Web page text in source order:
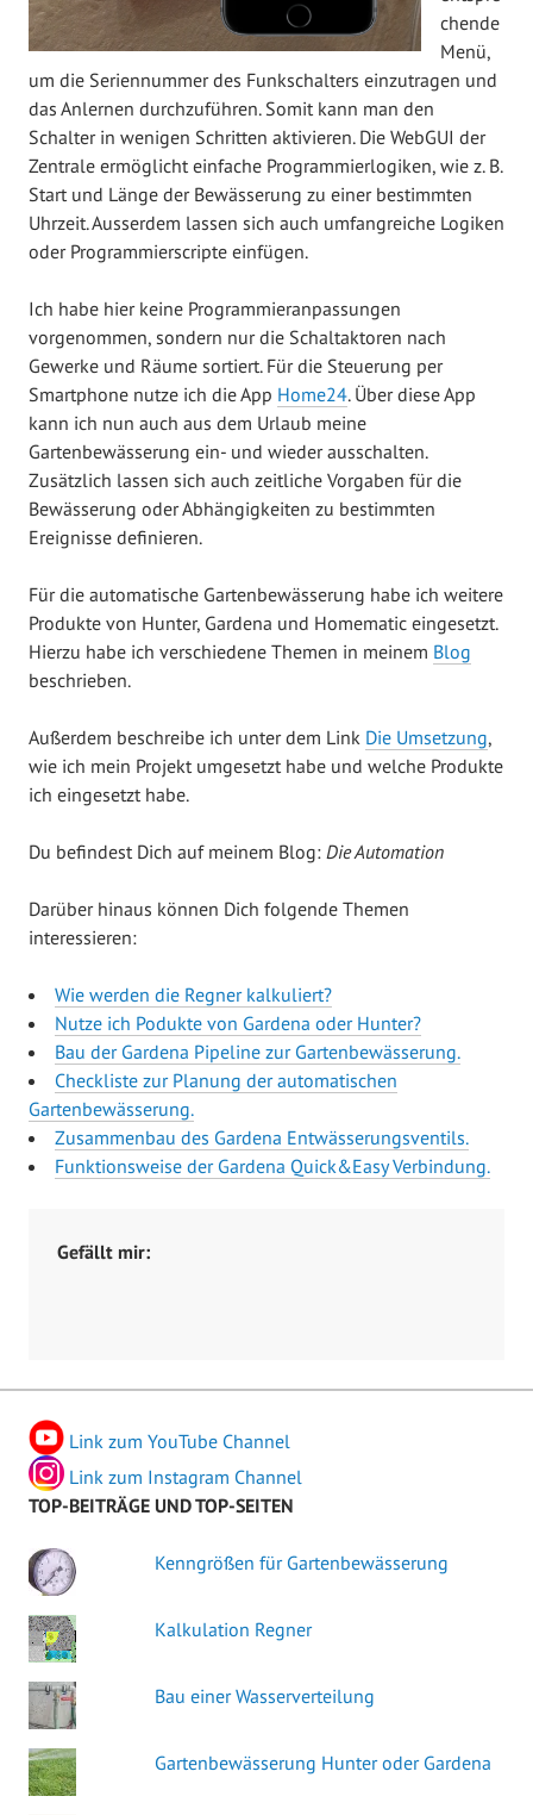
chende
Menü,
um die Seriennummer des Funkschalters einzutragen und
das Anlernen durchzuführen. Somit kann man den
Schalter in wenigen Schritten aktivieren. Die WebGUI der
Zentrale ermöglicht einfache Programmierlogiken, wie z. B.
Start und Länge der Bewässerung zu einer bestimmten
Uhrzeit. Ausserdem lassen sich auch umfangreiche Logiken
oder Programmierscripte einfügen.
Ich habe hier keine Programmieranpassungen
vorgenommen, sondern nur die Schaltaktoren nach
Gewerke und Räume sortiert. Für die Steuerung per
Smartphone nutze ich die App Home24. Über diese App
kann ich nun auch aus dem Urlaub meine
Gartenbewässerung ein- und wieder ausschalten.
Zusätzlich lassen sich auch zeitliche Vorgaben für die
Bewässerung oder Abhängigkeiten zu bestimmten
Ereignisse definieren.
Für die automatische Gartenbewässerung habe ich weitere
Produkte von Hunter, Gardena und Homematic eingesetzt.
Hierzu habe ich verschiedene Themen in meinem Blog
beschrieben.
Außerdem beschreibe ich unter dem Link Die Umsetzung,
wie ich mein Projekt umgesetzt habe und welche Produkte
ich eingesetzt habe.
Du befindest Dich auf meinem Blog: Die Automation
Darüber hinaus können Dich folgende Themen
interessieren:
Wie werden die Regner kalkuliert?
Nutze ich Podukte von Gardena oder Hunter?
Bau der Gardena Pipeline zur Gartenbewässerung.
Checkliste zur Planung der automatischen
Gartenbewässerung.
Zusammenbau des Gardena Entwässerungsventils.
Funktionsweise der Gardena Quick&Easy Verbindung.
Gefällt mir:
Link zum YouTube Channel
Link zum Instagram Channel
TOP-BEITRÄGE UND TOP-SEITEN
Kenngrößen für Gartenbewässerung
Kalkulation Regner
Bau einer Wasserverteilung
Gartenbewässerung Hunter oder Gardena